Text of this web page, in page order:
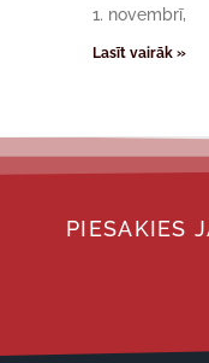
1. novembrī,
Lasīt vairāk »
PIESAKIES